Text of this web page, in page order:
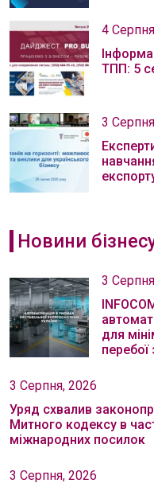
4
ТПП: 5
3
Новини
3
для
3 Серпня, 2026
Уряд схвалив
Митного кодексу в
міжнародних посилок
3 Серпня, 2026